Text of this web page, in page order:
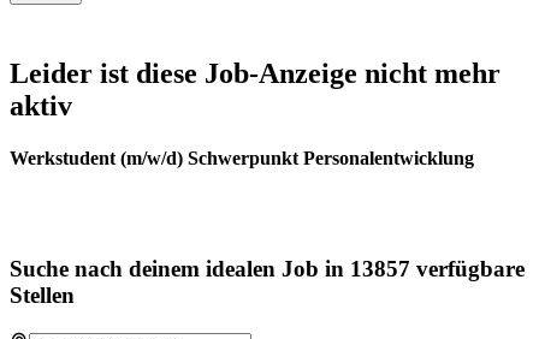
Leider ist diese Job-Anzeige nicht mehr
aktiv
Werkstudent (m/w/d) Schwerpunkt Personalentwicklung
Suche nach deinem idealen Job in 13857 verfügbare
Stellen